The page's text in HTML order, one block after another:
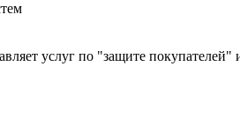
услуг по "защите